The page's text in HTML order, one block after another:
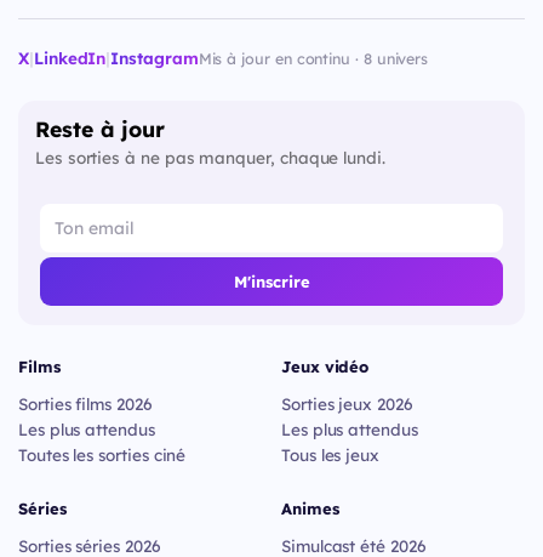
X|LinkedIn|InstagramMis à jour en continu · 8 univers
Reste à jour
Les sorties à ne pas manquer, chaque lundi.
M'inscrire
Films
Sorties films 2026
Les plus attendus
Toutes les sorties ciné
Séries
Sorties séries 2026
Jeux vidéo
Sorties jeux 2026
Les plus attendus
Tous les jeux
Animes
Simulcast été 2026